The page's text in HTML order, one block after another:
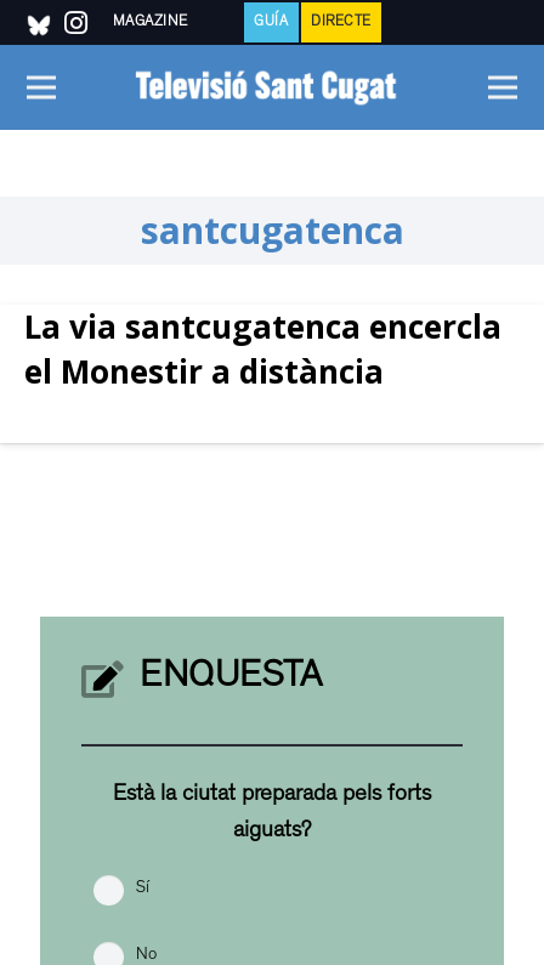
MAGAZINE GUÍA DIRECTE
santcugatenca
La via santcugatenca encercla
el Monestir a distància
ENQUESTA
Està la ciutat preparada pels forts
aiguats?
Sí
No